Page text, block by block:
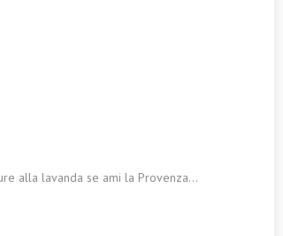
alla lavanda se ami la Provenza…